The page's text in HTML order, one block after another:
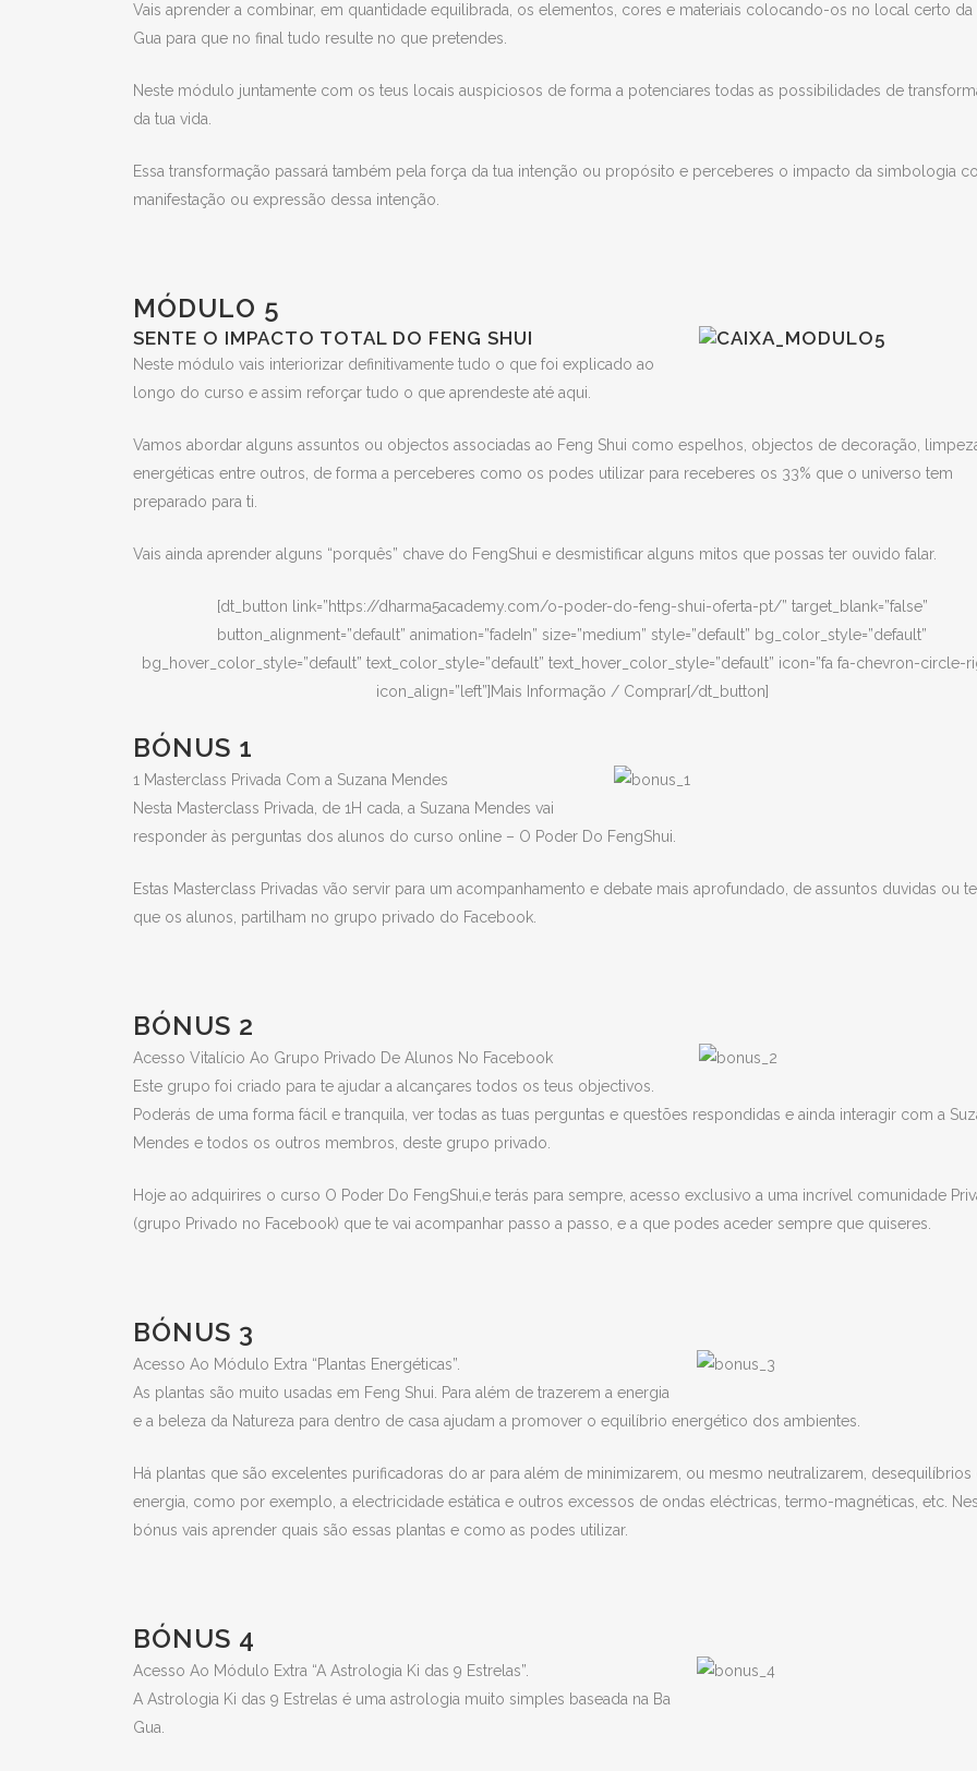
Vais aprender a combinar, em quantidade equilibrada, os elementos, cores e materiais colocando-os no local certo da
Gua para que no final tudo resulte no que pretendes.
Neste módulo juntamente com os teus locais auspiciosos de forma a potenciares todas as possibilidades de
da tua vida.
Essa transformação passará também pela força da tua intenção ou propósito e perceberes o impacto da simbologia
manifestação ou expressão dessa intenção.
MÓDULO 5
SENTE O IMPACTO TOTAL DO FENG SHUI
Neste módulo vais interiorizar definitivamente tudo o que foi explicado ao
longo do curso e assim reforçar tudo o que aprendeste até aqui.
Vamos abordar alguns assuntos ou objectos associadas ao Feng Shui como espelhos, objectos de decoração,
energéticas entre outros, de forma a perceberes como os podes utilizar para receberes os 33% que o universo tem
preparado para ti.
Vais ainda aprender alguns “porquês” chave do FengShui e desmistificar alguns mitos que possas ter ouvido falar.
[dt_button link=”https://dharma5academy.com/o-poder-do-feng-shui-oferta-pt/” target_blank=”false”
button_alignment=”default” animation=”fadeIn” size=”medium” style=”default” bg_color_style=”default”
bg_hover_color_style=”default” text_color_style=”default” text_hover_color_style=”default” icon=”fa fa-chevron-circle-
icon_align=”left”]Mais Informação / Comprar[/dt_button]
BÓNUS 1
1 Masterclass Privada Com a Suzana Mendes
Nesta Masterclass Privada, de 1H cada, a Suzana Mendes vai
responder às perguntas dos alunos do curso online – O Poder Do FengShui.
Estas Masterclass Privadas vão servir para um acompanhamento e debate mais aprofundado, de assuntos duvidas ou
que os alunos, partilham no grupo privado do Facebook.
BÓNUS 2
Acesso Vitalício Ao Grupo Privado De Alunos No Facebook
Este grupo foi criado para te ajudar a alcançares todos os teus objectivos.
Poderás de uma forma fácil e tranquila, ver todas as tuas perguntas e questões respondidas e ainda interagir com a
Mendes e todos os outros membros, deste grupo privado.
Hoje ao adquirires o curso O Poder Do FengShui,e terás para sempre, acesso exclusivo a uma incrível comunidade
(grupo Privado no Facebook) que te vai acompanhar passo a passo, e a que podes aceder sempre que quiseres.
BÓNUS 3
Acesso Ao Módulo Extra “Plantas Energéticas”.
As plantas são muito usadas em Feng Shui. Para além de trazerem a energia
e a beleza da Natureza para dentro de casa ajudam a promover o equilíbrio energético dos ambientes.
Há plantas que são excelentes purificadoras do ar para além de minimizarem, ou mesmo neutralizarem, desequilíbrios
energia, como por exemplo, a electricidade estática e outros excessos de ondas eléctricas, termo-magnéticas, etc.
bónus vais aprender quais são essas plantas e como as podes utilizar.
BÓNUS 4
Acesso Ao Módulo Extra “A Astrologia Ki das 9 Estrelas”.
A Astrologia Ki das 9 Estrelas é uma astrologia muito simples baseada na Ba
Gua.